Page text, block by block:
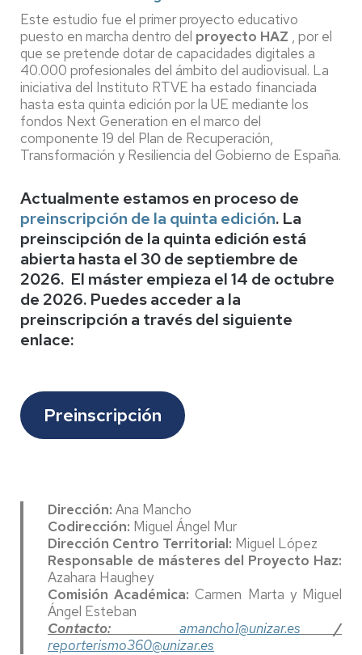
Este estudio fue el primer proyecto educativo
puesto en marcha dentro del proyecto HAZ , por el
que se pretende dotar de capacidades digitales a
40.000 profesionales del ámbito del audiovisual. La
iniciativa del Instituto RTVE ha estado financiada
hasta esta quinta edición por la UE mediante los
fondos Next Generation en el marco del
componente 19 del Plan de Recuperación,
Transformación y Resiliencia del Gobierno de España.
Actualmente estamos en proceso de
preinscripción de la quinta edición. La
preinscipción de la quinta edición está
abierta hasta el 30 de septiembre de
2026. El máster empieza el 14 de octubre
de 2026. Puedes acceder a la
preinscripción a través del siguiente
enlace:
Preinscripción
Dirección: Ana Mancho
Codirección: Miguel Ángel Mur
Dirección Centro Territorial: Miguel López
Responsable de másteres del Proyecto Haz:
Azahara Haughey
Comisión Académica:Carmen Marta y Miguel
Ángel Esteban
Contacto:
amancho1@unizar.es /
reporterismo360@unizar.es